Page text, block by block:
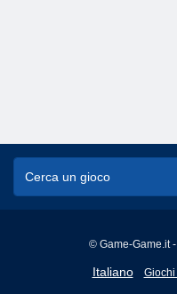
© Game-Game.it
Italiano
English